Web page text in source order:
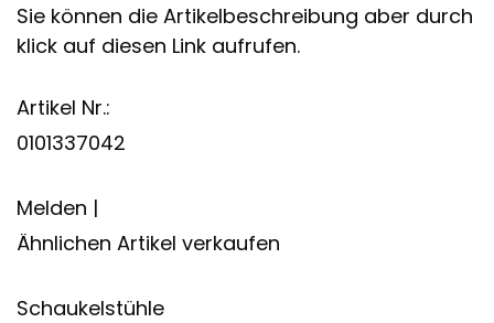
Sie können die Artikelbeschreibung aber durch
klick auf diesen Link aufrufen.
Artikel Nr.:
0101337042
Melden |
Ähnlichen Artikel verkaufen
Schaukelstühle